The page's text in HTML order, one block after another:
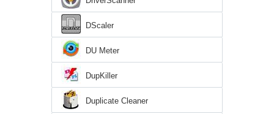
DScaler
DU Meter
DupKiller
Duplicate Cleaner